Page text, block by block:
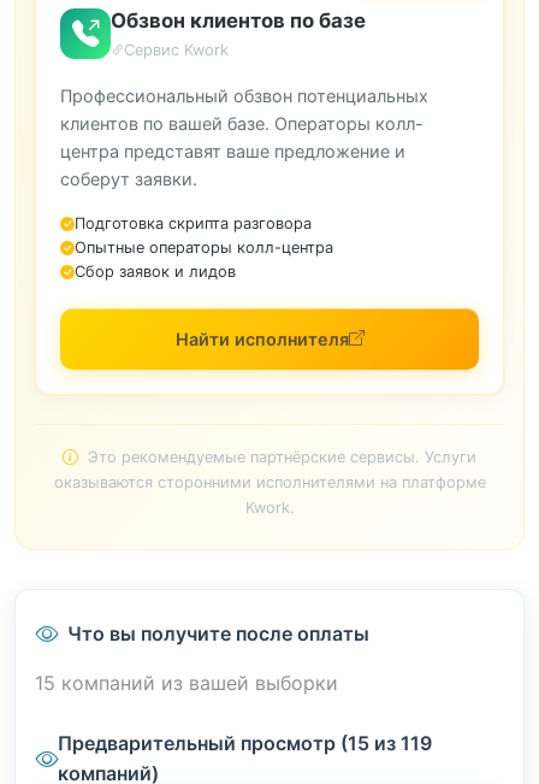
Обзвон клиентов по базе
Сервис Kwork
Профессиональный обзвон потенциальных
клиентов по вашей базе. Операторы колл-
центра представят ваше предложение и
соберут заявки.
Подготовка скрипта разговора
Опытные операторы колл-центра
Сбор заявок и лидов
Найти исполнителя
Это рекомендуемые партнёрские сервисы. Услуги
оказываются сторонними исполнителями на платформе
Kwork.
Что вы получите после оплаты
15 компаний из вашей выборки
Предварительный просмотр (15 из 119
компаний)